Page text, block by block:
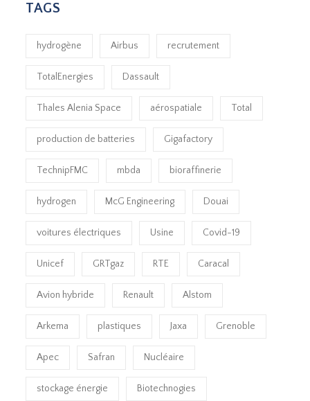
TAGS
hydrogène Airbus recrutement
TotalEnergies Dassault
Thales Alenia Space aérospatiale Total
production de batteries Gigafactory
TechnipFMC mbda bioraffinerie
hydrogen McG Engineering Douai
voitures électriques Usine Covid-19
Unicef GRTgaz RTE Caracal
Avion hybride Renault Alstom
Arkema plastiques Jaxa Grenoble
Apec Safran Nucléaire
stockage énergie Biotechnogies